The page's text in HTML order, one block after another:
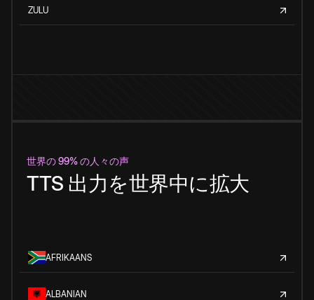
ZULU
世界の 99% の人々の声
TTS 出力を世界中に拡大
AFRIKAANS
ALBANIAN